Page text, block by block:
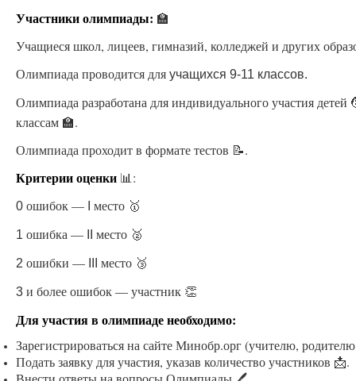
Участники олимпиады: 🏫
Учащиеся школ, лицеев, гимназий, колледжей и других
Олимпиада проводится для учащихся 9-11 классов.
Олимпиада разработана для индивидуального участия
классам 🏫.
Олимпиада проходит в формате тестов 📝.
Критерии оценки 📊:
0 ошибок — место 🥇
1 ошибка — место 🥈
2 ошибки — место 🥉
3 и более ошибок — участник 👏
Для участия в олимпиаде необходимо:
Зарегистрироваться на сайте Минобр.орг (учителю,
Подать заявку для участия, указав количество участников 📩.